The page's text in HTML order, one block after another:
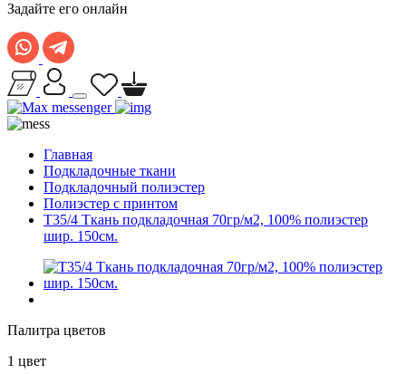
Задайте его онлайн
Главная
Подкладочные ткани
Подкладочный полиэстер
Полиэстер с принтом
T35/4 Ткань подкладочная 70гр/м2, 100% полиэстер
шир. 150см.
Палитра цветов
1 цвет